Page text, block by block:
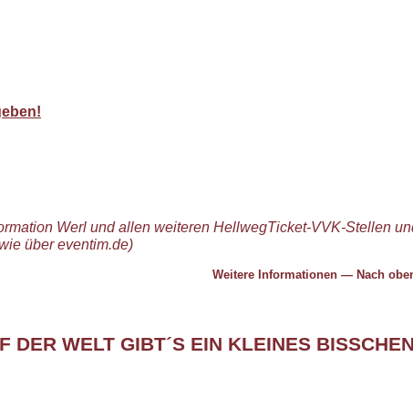
Werl und allen weiteren HellwegTicket-VVK-Stellen
über eventim.de)
Weitere Informationen — Nach
DER WELT GIBT´S EIN KLEINES BISSCHEN